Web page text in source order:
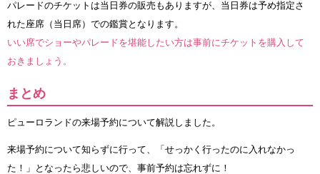
パレードのチケットは当日券の販売もありますが、当日券は予め指定さ
れた座席（当日席）での鑑賞となります。
いい席でショーやパレードを堪能したい方は事前にチケットを購入して
おきましょう。
まとめ
ピューロランドの来場予約について解説しました。
来場予約について知らずに行って、「せっかく行ったのに入れなかっ
た！」となったら悲しいので、事前予約は忘れずに！